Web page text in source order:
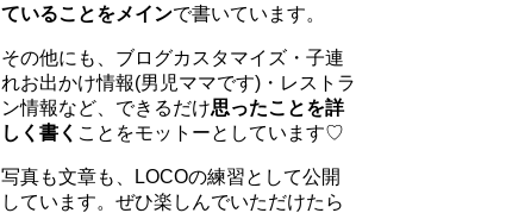
ていることをメインで書いています。
その他にも、ブログカスタマイズ・子連
れお出かけ情報(男児ママです)・レストラ
ン情報など、できるだけ思ったことを詳
しく書く ことをモットーとしています♡
写真も文章も、LOCOの練習として公開
しています。ぜひ楽しんでいただけたら